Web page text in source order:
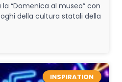
“Domenica al museo” con
della cultura statali della
INSPIRATION